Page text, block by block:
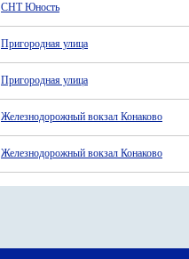
СНТ Юность
Пригородная улица
Пригородная улица
Железнодорожный вокзал Конаково
Железнодорожный вокзал Конаково